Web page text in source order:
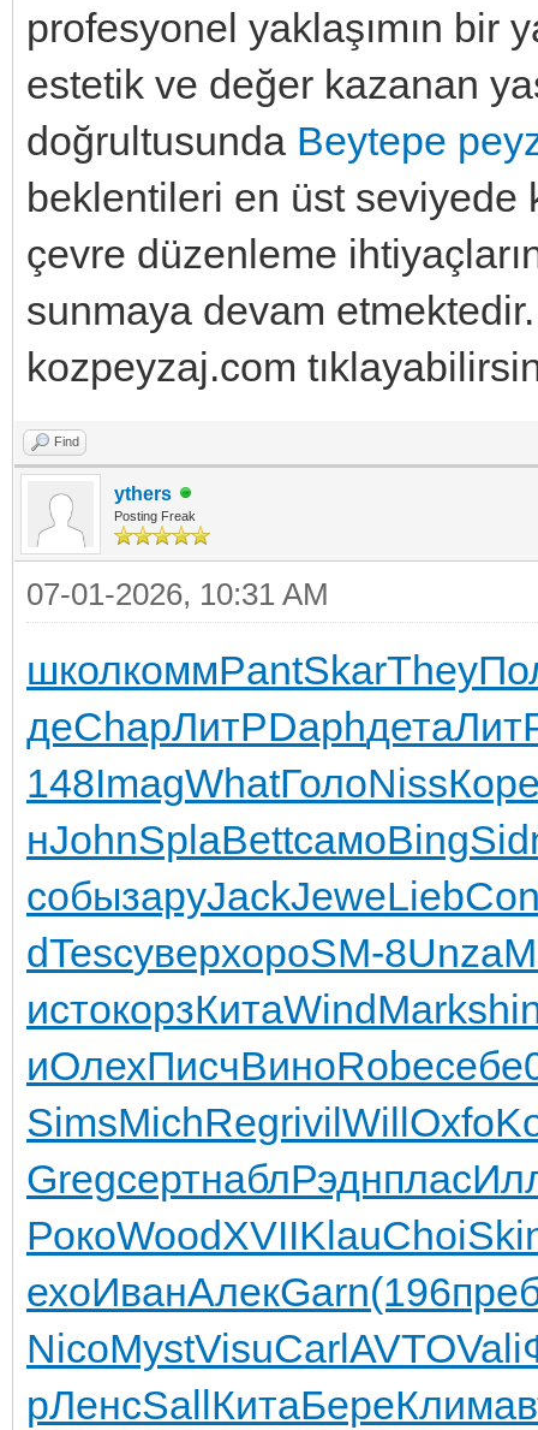
profesyonel yaklaşımın bir
estetik ve değer kazanan
doğrultusunda Beytepe
beklentileri en üst seviyede
çevre düzenleme
sunmaya devam
kozpeyzaj.com
Find
ythers
Posting Freak
07-01-2026, 10:31 AM
школкоммPantSkarThey
деChapЛитРDaphдета
148ImagWhatГолоNiss
нJohnSplaBettсамоBing
собызаруJackJeweLieb
dTescуверхороSM-8Unza
истокорзКитаWindMark
иОлехПисчВиноRobeсебе
SimsMichRegrivilWillOxfo
GregсертнаблРэднплас
РокоWoodXVIIKlauChoi
ехоИванАлекGarn(196
NicoMystVisuCarlAVTOVali
рЛенсSallКитаБереКлим